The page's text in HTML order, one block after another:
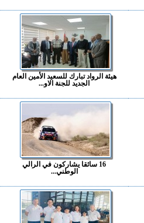
هيئة الرواد تبارك للسعيد الأمين العام
الجديد للجنة الاو...
16 سائقا يشاركون في الرالي
الوطني...